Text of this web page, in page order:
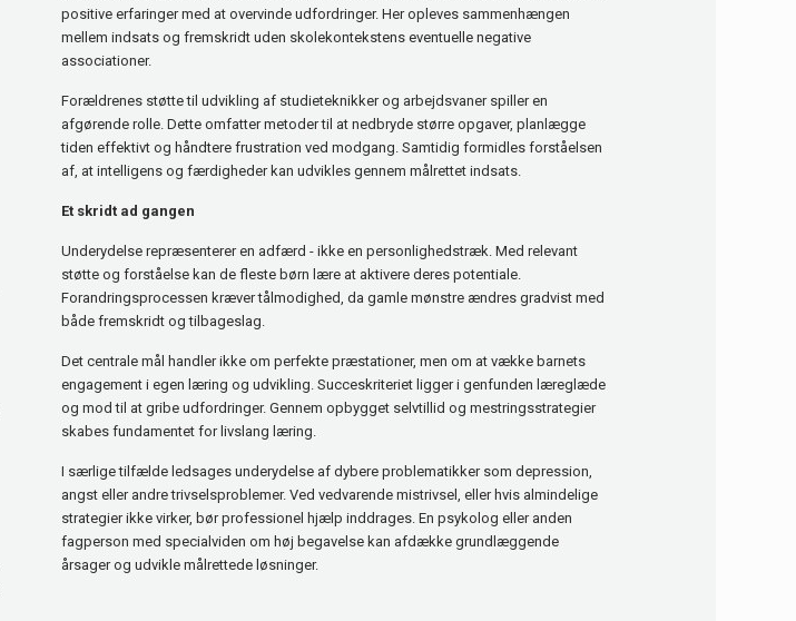
positive erfaringer med at overvinde udfordringer. Her opleves sammenhængen
mellem indsats og fremskridt uden skolekontekstens eventuelle negative
associationer.
Forældrenes støtte til udvikling af studieteknikker og arbejdsvaner spiller en
afgørende rolle. Dette omfatter metoder til at nedbryde større opgaver, planlægge
tiden effektivt og håndtere frustration ved modgang. Samtidig formidles forståelsen
af, at intelligens og færdigheder kan udvikles gennem målrettet indsats.
Et skridt ad gangen
Underydelse repræsenterer en adfærd - ikke en personlighedstræk. Med relevant
støtte og forståelse kan de fleste børn lære at aktivere deres potentiale.
Forandringsprocessen kræver tålmodighed, da gamle mønstre ændres gradvist med
både fremskridt og tilbageslag.
Det centrale mål handler ikke om perfekte præstationer, men om at vække barnets
engagement i egen læring og udvikling. Succeskriteriet ligger i genfunden læreglæde
og mod til at gribe udfordringer. Gennem opbygget selvtillid og mestringsstrategier
skabes fundamentet for livslang læring.
I særlige tilfælde ledsages underydelse af dybere problematikker som depression,
angst eller andre trivselsproblemer. Ved vedvarende mistrivsel, eller hvis almindelige
strategier ikke virker, bør professionel hjælp inddrages. En psykolog eller anden
fagperson med specialviden om høj begavelse kan afdække grundlæggende
årsager og udvikle målrettede løsninger.